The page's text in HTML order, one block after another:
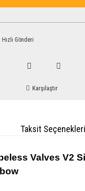
Hızlı Gönderi
Karşılaştır
Taksit Seçenekleri
Valves V2